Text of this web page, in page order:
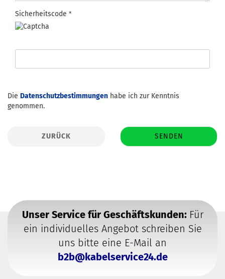
Sicherheitscode
DATENSCHUTZBESTIMMUNGEN
Die Datenschutzbestimmungen habe ich zur Kenntnis
genommen.
ZURÜCK SENDEN
Unser Service für Geschäftskunden: Für
ein individuelles Angebot schreiben Sie
uns bitte eine E-Mail an
b2b@kabelservice24.de